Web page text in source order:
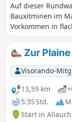
Auf dieser
Bauxitminen im
Vorkommen in
durch Gitter und
Bergwerke sind
auch die Baumes
die Tête Ronde
Zur
Visorando-
13,59 km
5:35 Std.
Start in